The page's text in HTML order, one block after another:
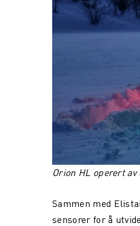
Orion HL operert
Sammen med
sensorer for å